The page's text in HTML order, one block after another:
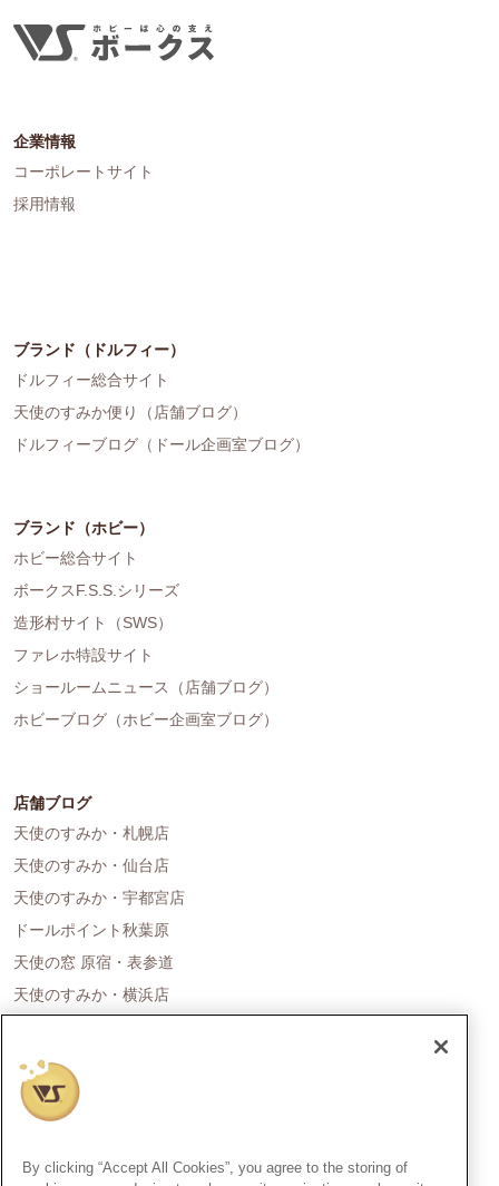
企業情報
コーポレートサイト
採用情報
ブランド（ドルフィー）
ドルフィー総合サイト
天使のすみか便り（店舗ブログ）
ドルフィーブログ（ドール企画室ブログ）
ブランド（ホビー）
ホビー総合サイト
ボークスF.S.S.シリーズ
造形村サイト（SWS）
ファレホ特設サイト
ショールームニュース（店舗ブログ）
ホビーブログ（ホビー企画室ブログ）
店舗ブログ
天使のすみか・札幌店
天使のすみか・仙台店
天使のすみか・宇都宮店
ドールポイント秋葉原
天使の窓 原宿・表参道
天使のすみか・横浜店
天使の里 霞中庵
ドールポイント大阪
天使のすみか・神戸店
By clicking “Accept All Cookies”, you agree to the storing of